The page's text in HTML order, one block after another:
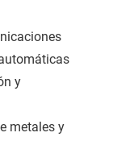
y
metales y